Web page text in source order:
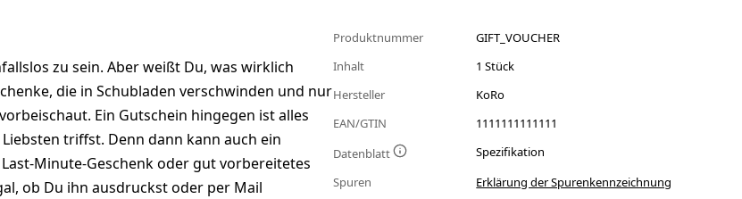
zu sein. Aber weißt Du, was wirklich
die in Schubladen verschwinden und nur
Ein Gutschein hingegen ist alles
triffst. Denn dann kann auch ein
Minute-Geschenk oder gut vorbereitetes
ob Du ihn ausdruckst oder per Mail
Produktnummer
GIFT_VOUCHER
Inhalt
1 Stück
Hersteller
KoRo
EAN/GTIN
1111111111111
Datenblatt
Spezifikation
Spuren
Erklärung der Spurenkennzeichnung